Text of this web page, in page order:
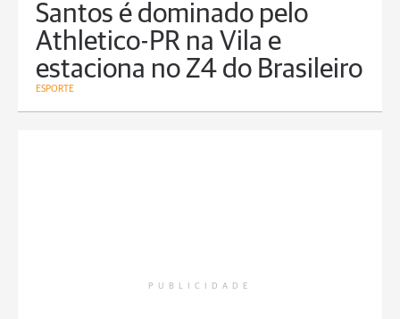
Santos é dominado pelo
Athletico-PR na Vila e
estaciona no Z4 do Brasileiro
ESPORTE
PUBLICIDADE